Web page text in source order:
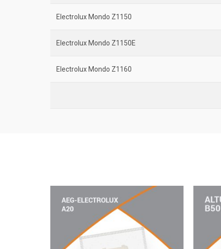
Electrolux Mondo Z1150
Electrolux Mondo Z1150E
Electrolux Mondo Z1160